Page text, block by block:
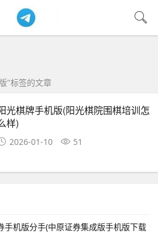
"标签的文章
光棋牌手机版(阳光棋院围棋培训怎
样)
2026-01-10 51
手机版分手(中原证券集成版手机版下载